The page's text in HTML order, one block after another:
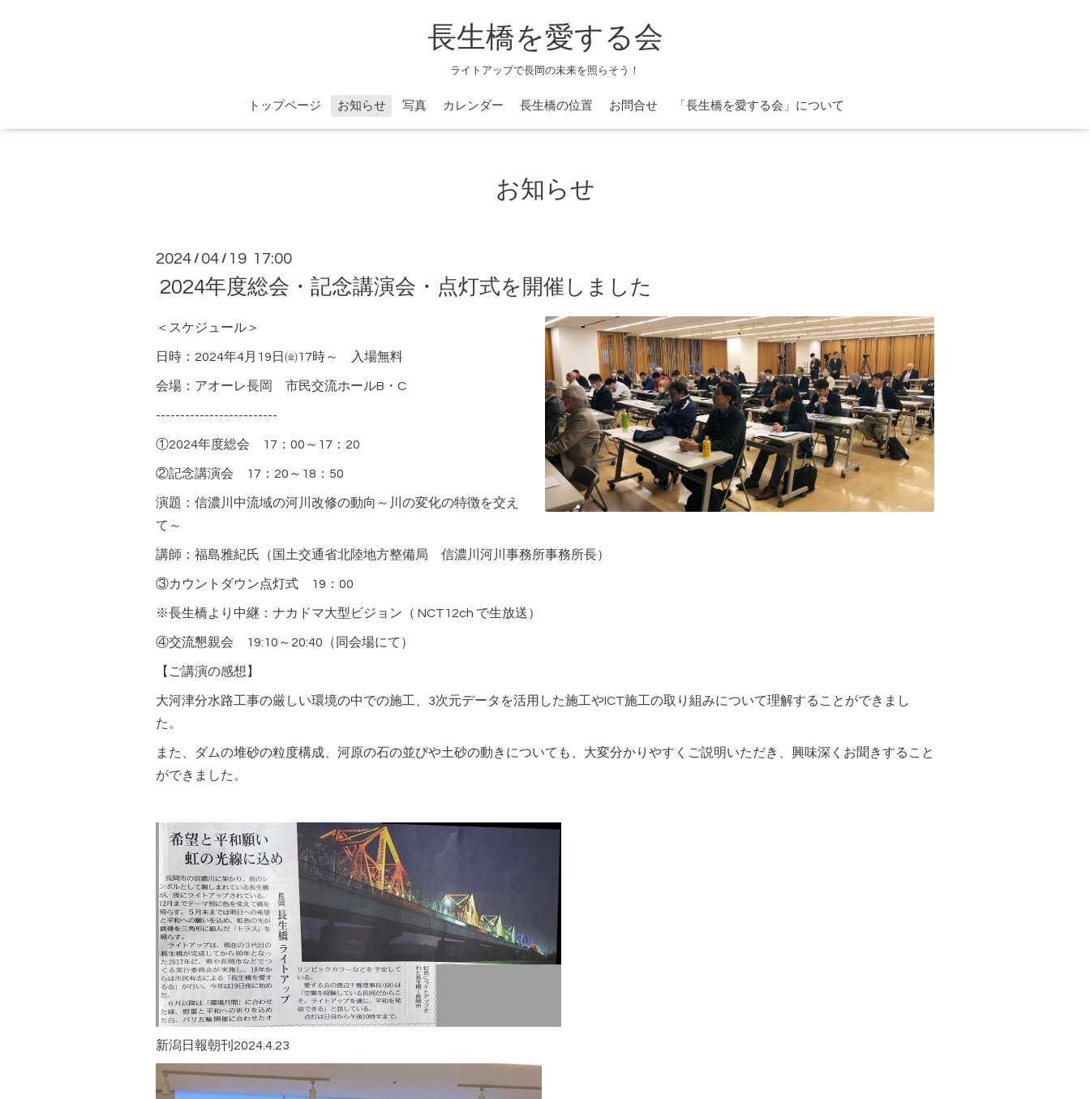
長生橋を愛する会
ライトアップで長岡の未来を照らそう！
トップページ お知らせ 写真 カレンダー 長生橋の位置 お問合せ 「長生橋を愛する会」について
お知らせ
2024 / 04 / 19 17:00
2024年度総会・記念講演会・点灯式を開催しました
＜スケジュール＞
日時：2024年4月19日㈮17時～ 入場無料
会場：アオーレ長岡 市民交流ホールB・C
-------------------------
①2024年度総会 17：00～17：20
②記念講演会 17：20～18：50
演題：信濃川中流域の河川改修の動向～川の変化の特徴を交え
て～
講師：福島雅紀氏（国土交通省北陸地方整備局 信濃川河川事務所事務所長）
③カウントダウン点灯式 19：00
※長生橋より中継：ナカドマ大型ビジョン（ NCT12ch で生放送）
④交流懇親会 19:10～20:40（同会場にて）
【ご講演の感想】
大河津分水路工事の厳しい環境の中での施工、3次元データを活用した施工やICT施工の取り組みについて理解することができまし
た。
また、ダムの堆砂の粒度構成、河原の石の並びや土砂の動きについても、大変分かりやすくご説明いただき、興味深くお聞きすること
ができました。
新潟日報朝刊2024.4.23